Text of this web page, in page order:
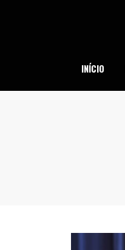
INÍCIO